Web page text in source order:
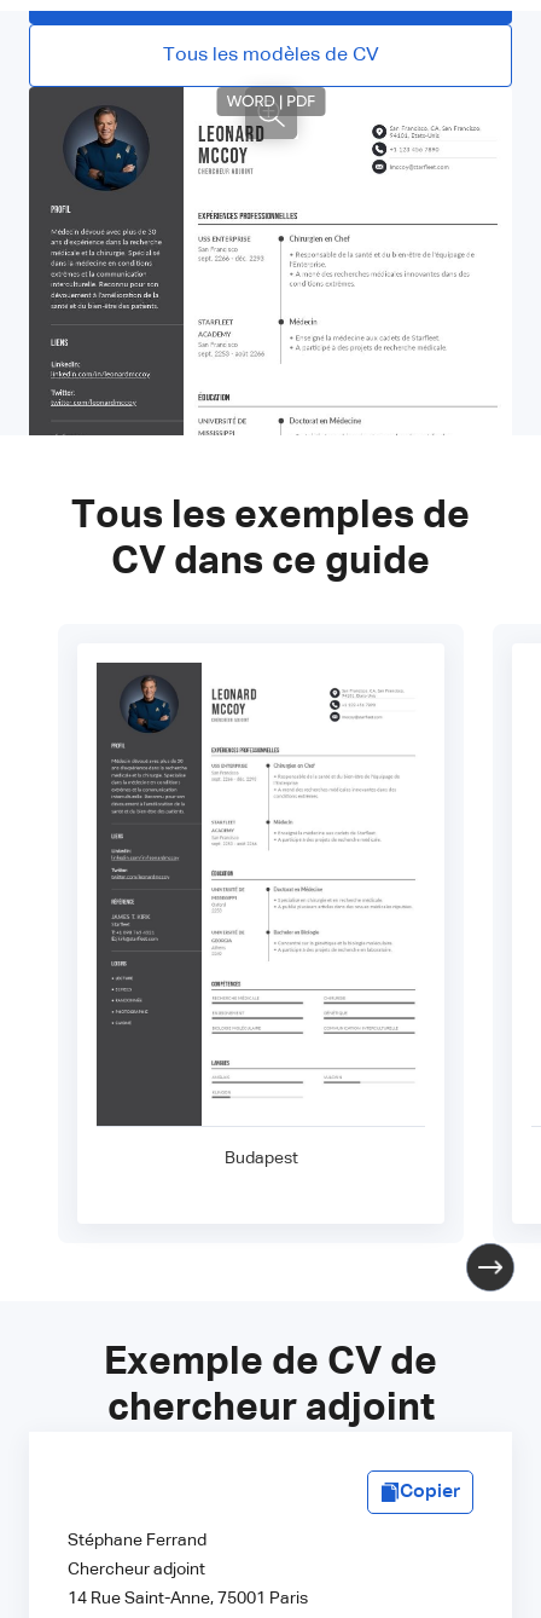
Tous les modèles de CV
Tous les exemples de
CV dans ce guide
Budapest
Exemple de CV de
chercheur adjoint
Copier
Stéphane Ferrand
Chercheur adjoint
14 Rue Saint-Anne, 75001 Paris